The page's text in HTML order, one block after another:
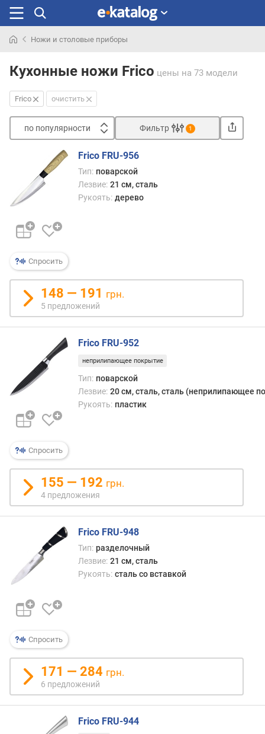
раньше
Ножи и столовые приборы
Кухонные ножи Frico цены на 73 модели
Frico очистить
по популярности
п
о
у
л
р
с
и
д
е
е
в
х
к
о
о
д
о
о
г
и
х
к
д
Фильтр 1
Спросить
Frico FRU-956
Тип: поварской
Лезвие: 21 см, сталь
Рукоять: дерево
148 — 191 грн.
5 предложений
Спросить
Frico FRU-952
неприлипающее покрытие
Тип: поварской
Лезвие: 20 см, сталь, сталь (неприлипающее
Рукоять: пластик
155 — 192 грн.
4 предложения
Спросить
Frico FRU-948
Тип: разделочный
Лезвие: 21 см, сталь
Рукоять: сталь со вставкой
171 — 284 грн.
6 предложений
Frico FRU-944